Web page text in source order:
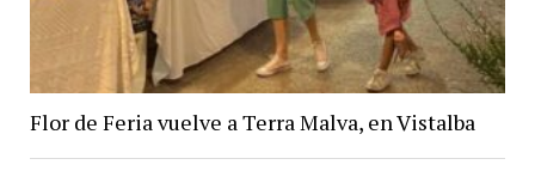
Flor de Feria vuelve a Terra Malva, en Vistalba